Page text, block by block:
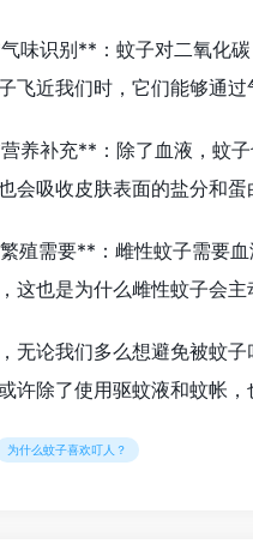
味识别**：蚊子对二氧化碳
飞近我们时，它们能够通
养补充**：除了血液，蚊子
会吸收皮肤表面的盐分和
殖需要**：雌性蚊子需要
这也是为什么雌性蚊子会主
无论我们多么想避免被蚊
许除了使用驱蚊液和蚊帐，
为什么蚊子喜欢叮人？